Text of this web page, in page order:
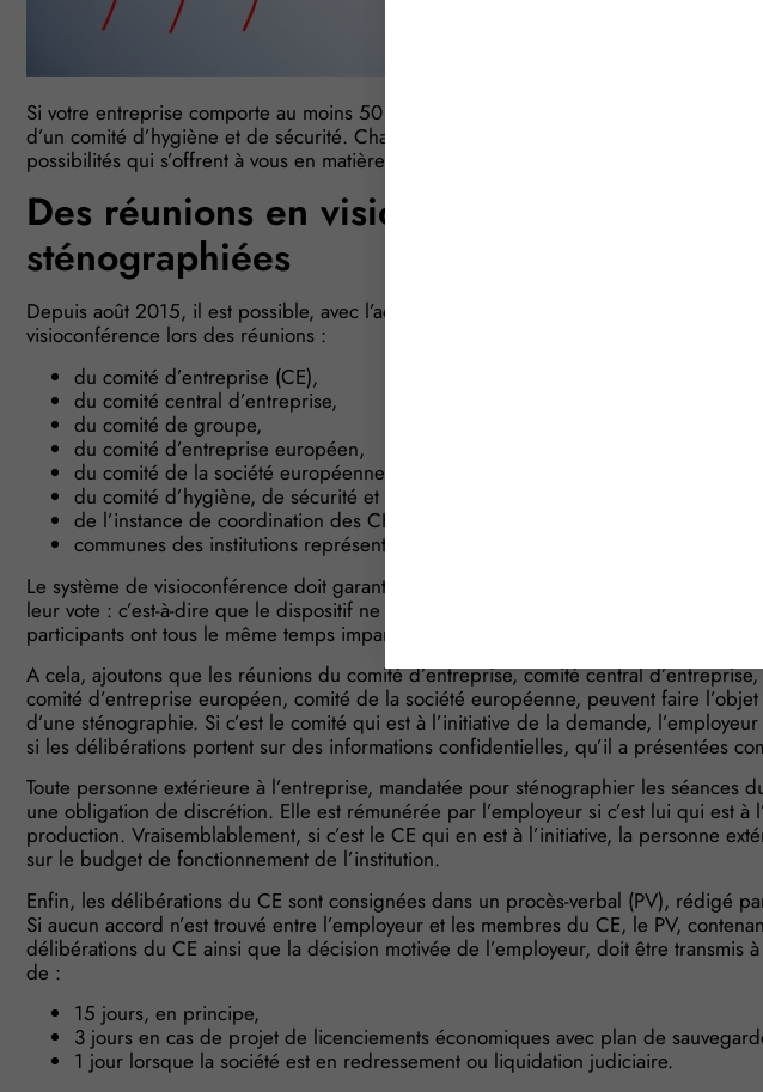
Si votre entreprise comporte au moins 50 salariés, vous disposez très certainement
d’un comité d’hygiène et de sécurité. Chargé d’en assurer la présidence, vous devez
possibilités qui s’offrent à vous en matière de réunion de ces institutions…
Des réunions en visioconférence,
sténographiées
Depuis août 2015, il est possible, avec l’accord des représentants du personnel
visioconférence lors des réunions :
du comité d’entreprise (CE),
du comité central d’entreprise,
du comité de groupe,
du comité d’entreprise européen,
du comité de la société européenne,
du comité d’hygiène, de sécurité et des conditions de travail (CHSCT),
de l’instance de coordination des CHSCT,
communes des institutions représentatives.
Le système de visioconférence doit garantir l’identification des membres présents et
leur vote : c’est-à-dire que le dispositif ne doit pas mettre en relation l’identité de
participants ont tous le même temps imparti pour voter.
A cela, ajoutons que les réunions du comité d’entreprise, comité central
comité d’entreprise européen, comité de la société européenne, peuvent faire
d’une sténographie. Si c’est le comité qui est à l’initiative de la demande,
si les délibérations portent sur des informations confidentielles, qu’il a présentées
Toute personne extérieure à l’entreprise, mandatée pour sténographier les séances
une obligation de discrétion. Elle est rémunérée par l’employeur si c’est lui qui est à
production. Vraisemblablement, si c’est le CE qui en est à l’initiative, la personne
sur le budget de fonctionnement de l’institution.
Enfin, les délibérations du CE sont consignées dans un procès-verbal (PV), rédigé
Si aucun accord n’est trouvé entre l’employeur et les membres du CE, le PV,
délibérations du CE ainsi que la décision motivée de l’employeur, doit être transmis
de :
15 jours, en principe,
3 jours en cas de projet de licenciements économiques avec plan de
1 jour lorsque la société est en redressement ou liquidation judiciaire.